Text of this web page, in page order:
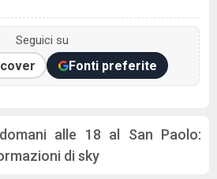
Seguici su
Fonti preferite
alle 18 al San Paolo:
di sky